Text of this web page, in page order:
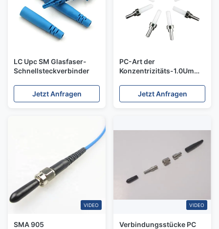
LC Upc SM Glasfaser-
Schnellsteckverbinder
Jetzt Anfragen
PC-Art der
Konzentrizitäts-1.0Um
mehreren Betriebsarten
aus optischen Fasern für
Jetzt Anfragen
VIDEO
SMA 905
VIDEO
Verbindungsstücke PC